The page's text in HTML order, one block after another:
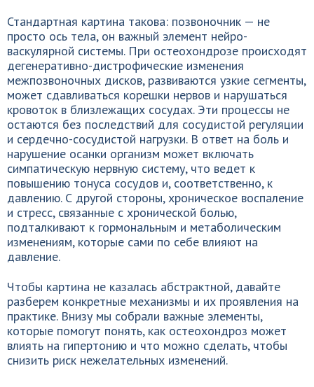
Стандартная картина такова: позвоночник — не
просто ось тела, он важный элемент нейро-
васкулярной системы. При остеохондрозе происходят
дегенеративно-дистрофические изменения
межпозвоночных дисков, развиваются узкие сегменты,
может сдавливаться корешки нервов и нарушаться
кровоток в близлежащих сосудах. Эти процессы не
остаются без последствий для сосудистой регуляции
и сердечно-сосудистой нагрузки. В ответ на боль и
нарушение осанки организм может включать
симпатическую нервную систему, что ведет к
повышению тонуса сосудов и, соответственно, к
давлению. С другой стороны, хроническое воспаление
и стресс, связанные с хронической болью,
подталкивают к гормональным и метаболическим
изменениям, которые сами по себе влияют на
давление.
Чтобы картина не казалась абстрактной, давайте
разберем конкретные механизмы и их проявления на
практике. Внизу мы собрали важные элементы,
которые помогут понять, как остеохондроз может
влиять на гипертонию и что можно сделать, чтобы
снизить риск нежелательных изменений.